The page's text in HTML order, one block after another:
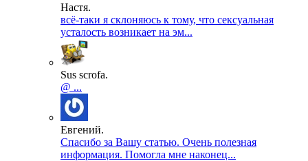
Настя.
всё-таки я склоняюсь к тому, что сексуальная
усталость возникает на эм...
Sus scrofa.
@ ...
Евгений.
Спасибо за Вашу статью. Очень полезная
информация. Помогла мне наконец...